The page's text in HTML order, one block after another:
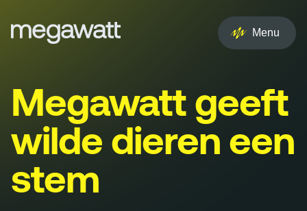
Menu
ENNL
Creative
Social
Experience
Megawatt geeft
wilde dieren een
stem